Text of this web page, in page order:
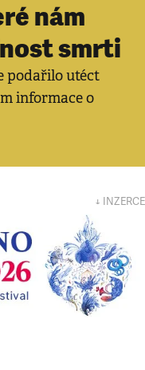
nám
smrti
podařilo utéct
informace o
↓ INZERCE